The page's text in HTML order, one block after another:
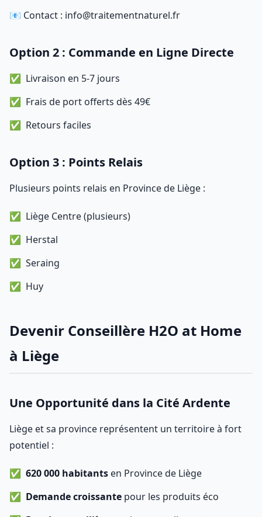
📧 Contact : info@traitementnaturel.fr
Option 2 : Commande en Ligne Directe
Livraison en 5-7 jours
Frais de port offerts dès 49€
Retours faciles
Option 3 : Points Relais
Plusieurs points relais en Province de Liège :
Liège Centre (plusieurs)
Herstal
Seraing
Huy
Devenir Conseillère H2O at Home
à Liège
Une Opportunité dans la Cité Ardente
Liège et sa province représentent un territoire à fort
potentiel :
620 000 habitants en Province de Liège
Demande croissante pour les produits éco